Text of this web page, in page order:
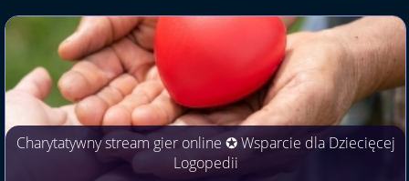
Charytatywny stream gier online ✪ Wsparcie dla Dziecięcej
Logopedii